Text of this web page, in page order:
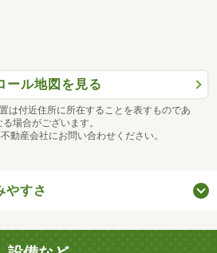
ール地図を見る
は付近住所に所在することを表すものであ
場合がございます。
動産会社にお問い合わせください。
やすさ